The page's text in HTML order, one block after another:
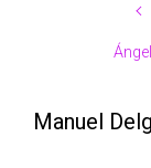
Manuel